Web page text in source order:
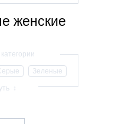
женские
Зеленые
Синие
↕